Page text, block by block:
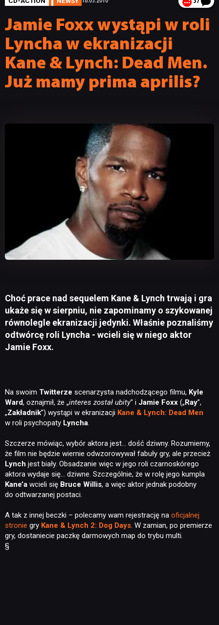
Jamie Foxx wystąpi w roli
Lyncha w ekranizacji
Kane & Lynch: Dead Men.
Już mamy prima aprilis?
Choć prace nad sequelem Kane & Lynch trwają i gra
ukaże się w sierpniu, nie zapominamy o szykowanej
równolegle ekranizacji jedynki. Właśnie poznaliśmy
odtwórcę roli Lyncha - wcieli się w niego aktor
Jamie Foxx.
Na swoim Twitterze scenarzysta nadchodzącego filmu, Kyle
Ward, oznajmił, że „interes został ubity” i Jamie Foxx („Ray”,
„Zakładnik”) wystąpi w ekranizacji Kane & Lynch: Dead Men
w roli psychopaty Lyncha.
Szczerze mówiąc, wybór aktora jest… dość dziwny. Rozumiemy,
że film nie będzie wiernie odwzorowywał fabuły gry, ale przecież
Lynch jest biały. Obsadzanie więc w jego roli czarnoskórego
aktora wydaje się… dziwne. Szczególnie, że w rolę jego kumpla
Kane’a wcieli się Bruce Willis, a więc aktor jednak podobny
do odtwarzanej postaci.
A tak z innej beczki – polecamy wam rejestrację na oficjalnej
stronie gry Kane & Lynch 2: Dog Days. W zamian, po premierze
gry, dostaniecie paczkę darmowych map do trybu multi.
§